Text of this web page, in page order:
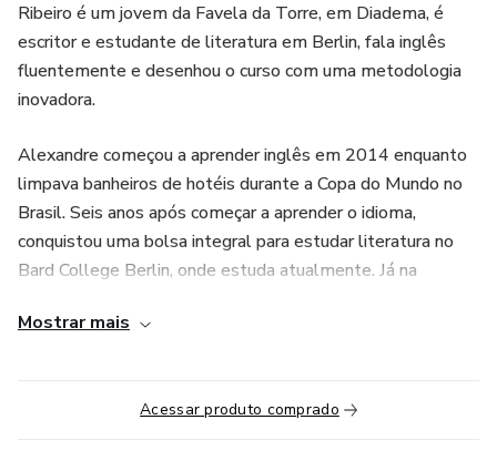
Ribeiro é um jovem da Favela da Torre, em Diadema, é
escritor e estudante de literatura em Berlin, fala inglês
fluentemente e desenhou o curso com uma metodologia
inovadora.
Alexandre começou a aprender inglês em 2014 enquanto
limpava banheiros de hotéis durante a Copa do Mundo no
Brasil. Seis anos após começar a aprender o idioma,
conquistou uma bolsa integral para estudar literatura no
Bard College Berlin, onde estuda atualmente. Já na
apenas 5%da população falava inglês e, ao pesquisar,
pessoas periféricas de classe C, D e E. Indignado com essa
realidade, Alexandre começou a oferecer aulas gratuitas
em 2021 para validar a metodologia e validar o projeto,
Mostrar mais
Acessar produto comprado